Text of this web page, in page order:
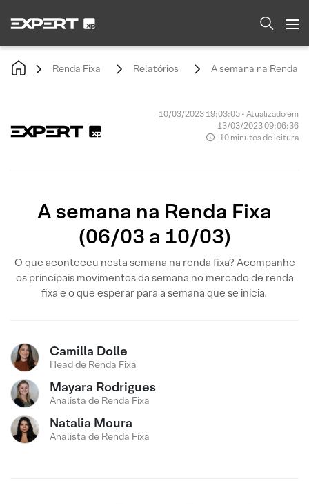
Renda Fixa Relatórios A semana na Renda
10/03/2023 19:03:05 • Atualizado em
13/03/2023 09:06:36
10 minutos de leitura
A semana na Renda Fixa
(06/03 a 10/03)
O que aconteceu nesta semana na renda fixa? Acompanhe
os principais movimentos da semana no mercado de renda
fixa e o que esperar para a semana que se inicia.
Camilla Dolle
Head de Renda Fixa
Mayara Rodrigues
Analista de Renda Fixa
Natalia Moura
Analista de Renda Fixa